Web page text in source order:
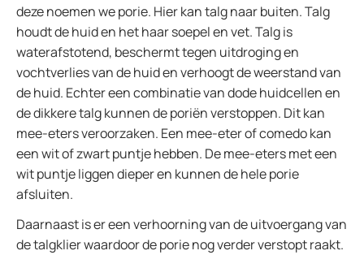
deze noemen we porie. Hier kan talg naar buiten. Talg
houdt de huid en het haar soepel en vet. Talg is
waterafstotend, beschermt tegen uitdroging en
vochtverlies van de huid en verhoogt de weerstand van
de huid. Echter een combinatie van dode huidcellen en
de dikkere talg kunnen de poriën verstoppen. Dit kan
mee-eters veroorzaken. Een mee-eter of comedo kan
een wit of zwart puntje hebben. De mee-eters met een
wit puntje liggen dieper en kunnen de hele porie
afsluiten.
Daarnaast is er een verhoorning van de uitvoergang van
de talgklier waardoor de porie nog verder verstopt raakt.